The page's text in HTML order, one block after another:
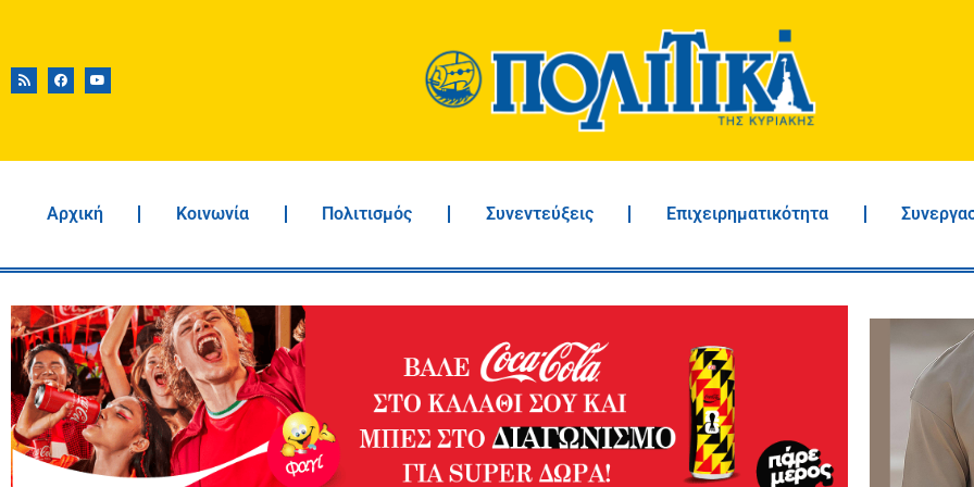
Αρχική Κοινωνία Πολιτισμός Συνεντεύξεις Επιχειρηματικότητα